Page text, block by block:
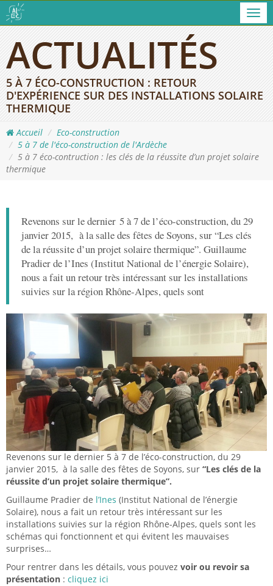
ACTUALITÉS
5 À 7 ÉCO-CONSTRUCTION : RETOUR
D'EXPÉRIENCE SUR DES INSTALLATIONS SOLAIRE
THERMIQUE
Accueil
Eco-construction
5 à 7 de l'éco-construction de l'Ardèche
5 à 7 éco-contruction : les clés de la réussite d’un projet solaire
thermique
Revenons sur le dernier 5 à 7 de l’éco-construction, du 29
janvier 2015, à la salle des fêtes de Soyons, sur “Les clés
de la réussite d’un projet solaire thermique”. Guillaume
Pradier de l’Ines (Institut National de l’énergie Solaire),
nous a fait un retour très intéressant sur les installations
suivies sur la région Rhône-Alpes, quels sont
Revenons sur le dernier 5 à 7 de l’éco-construction, du 29
janvier 2015, à la salle des fêtes de Soyons, sur “Les clés de la
réussite d’un projet solaire thermique”.
Guillaume Pradier de l’Ines (Institut National de l’énergie
Solaire), nous a fait un retour très intéressant sur les
installations suivies sur la région Rhône-Alpes, quels sont les
schémas qui fonctionnent et qui évitent les mauvaises
surprises…
Pour rentrer dans les détails, vous pouvez voir ou revoir sa
présentation : cliquez ici